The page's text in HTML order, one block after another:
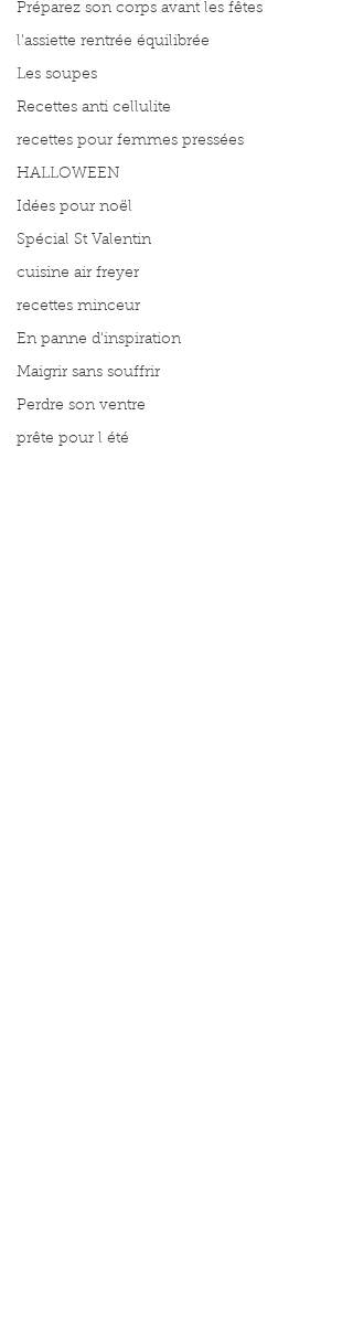
Préparez son corps avant les fêtes
l'assiette rentrée équilibrée
Les soupes
Recettes anti cellulite
recettes pour femmes pressées
HALLOWEEN
Idées pour noël
Spécial St Valentin
cuisine air freyer
recettes minceur
En panne d'inspiration
Maigrir sans souffrir
Perdre son ventre
prête pour l été